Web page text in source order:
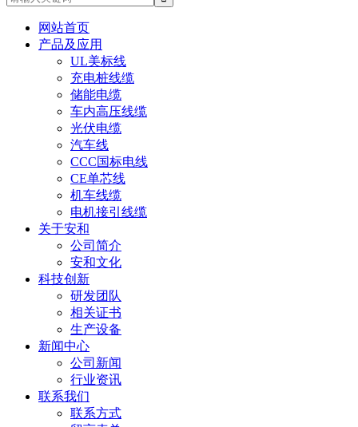
网站首页
产品及应用
UL美标线
充电桩线缆
储能电缆
车内高压线缆
光伏电缆
汽车线
CCC国标电线
CE单芯线
机车线缆
电机接引线缆
关于安和
公司简介
安和文化
科技创新
研发团队
相关证书
生产设备
新闻中心
公司新闻
行业资讯
联系我们
联系方式